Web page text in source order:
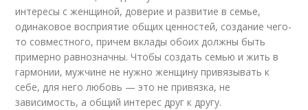
интересы с женщиной, доверие и развитие в семье,
одинаковое восприятие общих ценностей, создание чего-
то совместного, причем вклады обоих должны быть
примерно равнозначны. Чтобы создать семью и жить в
гармонии, мужчине не нужно женщину привязывать к
себе, для него любовь — это не привязка, не
зависимость, а общий интерес друг к другу.